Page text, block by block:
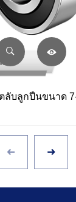
ลับลูกปืนขนาด